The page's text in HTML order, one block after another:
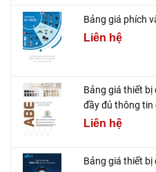
Bảng giá phích
Liên hệ
Bảng giá thiết bị
đầy đủ thông tin
Liên hệ
Bảng giá thiết bị